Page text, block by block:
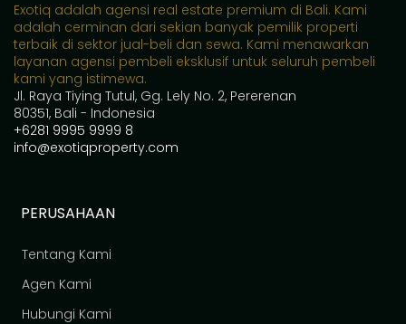
Exotiq adalah agensi real estate premium di Bali. Kami
adalah cerminan dari sekian banyak pemilik properti
terbaik di sektor jual-beli dan sewa. Kami menawarkan
layanan agensi pembeli eksklusif untuk seluruh pembeli
kami yang istimewa.
Jl. Raya Tiying Tutul, Gg. Lely No. 2, Pererenan
80351, Bali - Indonesia
+6281 9995 9999 8
info@exotiqproperty.com
PERUSAHAAN
Tentang Kami
Agen Kami
Hubungi Kami